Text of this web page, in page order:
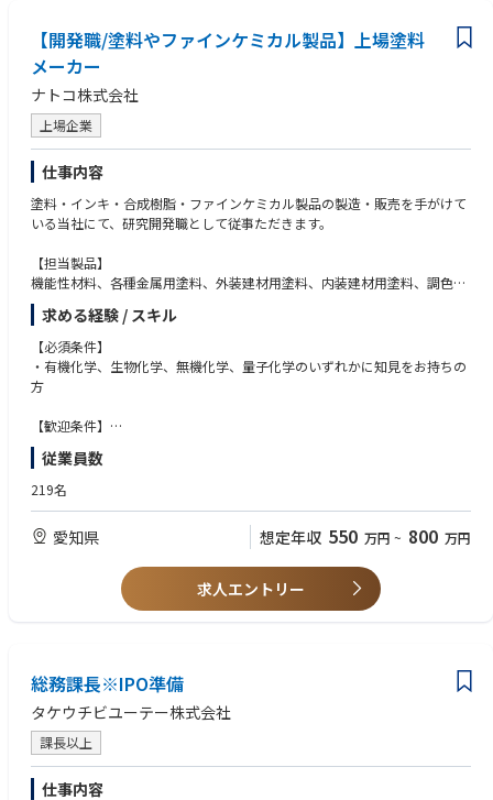
【開発職/塗料やファインケミカル製品】上場塗料
メーカー
ナトコ株式会社
上場企業
仕事内容
塗料・インキ・合成樹脂・ファインケミカル製品の製造・販売を手がけて
いる当社にて、研究開発職として従事ただきます。
【担当製品】
機能性材料、各種金属用塗料、外装建材用塗料、内装建材用塗料、調色シ
ステム、汎用シンナー、環境対応機器など
【当社の製品について】
当社の製品は一般消費者向けではなく工業用で、また中間製品であるため
残念ながら街中で「ナトコ」のロゴを目にする機会はないかと思います
例えば、スマートフォンのディスプレイ、家のフローリング、金属製品の
【同社の特徴】
同社の塗料・コーティング剤はその技術力が評価され、大手メーカーに採
製品の質の高さから、おかげさまで当社への依頼は年々増加。近年は海外
させています。
特に研究開発に強みがあり、高付加価値製品で差別化をしております。
求める経験 / スキル
【必須条件】
・有機化学、生物化学、無機化学、量子化学のいずれかに知見をお持ちの
方
【歓迎条件】
・塗料の開発経験
・有機材料製品の開発経験
従業員数
219名
愛知県 想定年収 550 万円 ~ 800 万円
求人エントリー
総務課長※IPO準備
タケウチビユーテー株式会社
課長以上
仕事内容